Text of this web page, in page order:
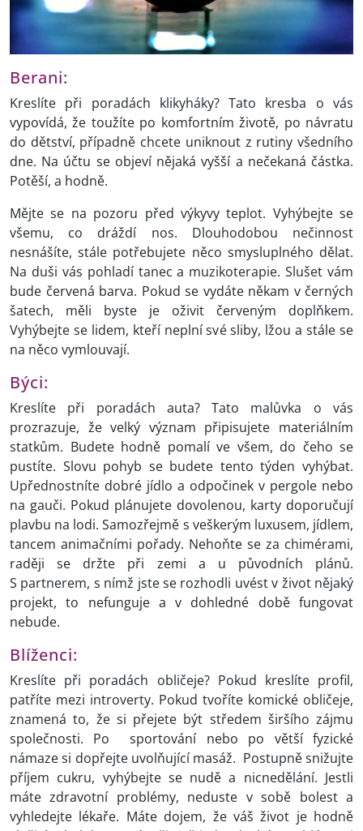
Berani:
Kreslíte při poradách klikyháky? Tato kresba o vás
vypovídá, že toužíte po komfortním životě, po návratu
do dětství, případně chcete uniknout z rutiny všedního
dne. Na účtu se objeví nějaká vyšší a nečekaná částka.
Potěší, a hodně.
Mějte se na pozoru před výkyvy teplot. Vyhýbejte se
všemu, co dráždí nos. Dlouhodobou nečinnost
nesnášíte, stále potřebujete něco smysluplného dělat.
Na duši vás pohladí tanec a muzikoterapie. Slušet vám
bude červená barva. Pokud se vydáte někam v černých
šatech, měli byste je oživit červeným doplňkem.
Vyhýbejte se lidem, kteří neplní své sliby, lžou a stále se
na něco vymlouvají.
Býci:
Kreslíte při poradách auta? Tato malůvka o vás
prozrazuje, že velký význam připisujete materiálním
statkům. Budete hodně pomalí ve všem, do čeho se
pustíte. Slovu pohyb se budete tento týden vyhýbat.
Upřednostníte dobré jídlo a odpočinek v pergole nebo
na gauči. Pokud plánujete dovolenou, karty doporučují
plavbu na lodi. Samozřejmě s veškerým luxusem, jídlem,
tancem animačními pořady. Nehoňte se za chimérami,
raději se držte při zemi a u původních plánů.
S partnerem, s nímž jste se rozhodli uvést v život nějaký
projekt, to nefunguje a v dohledné době fungovat
nebude.
Blíženci:
Kreslíte při poradách obličeje? Pokud kreslíte profil,
patříte mezi introverty. Pokud tvoříte komické obličeje,
znamená to, že si přejete být středem širšího zájmu
společnosti. Po sportování nebo po větší fyzické
námaze si dopřejte uvolňující masáž. Postupně snižujte
příjem cukru, vyhýbejte se nudě a nicnedělání. Jestli
máte zdravotní problémy, neduste v sobě bolest a
vyhledejte lékaře. Máte dojem, že váš život je hodně